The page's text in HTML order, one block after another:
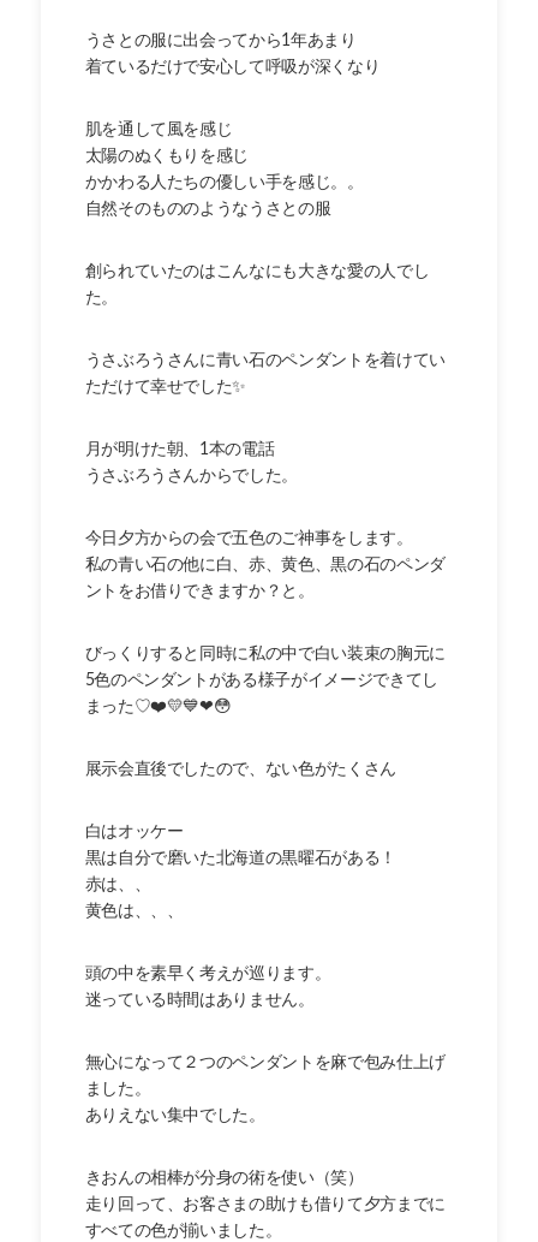
うさとの服に出会ってから1年あまり
着ているだけで安心して呼吸が深くなり
肌を通して風を感じ
太陽のぬくもりを感じ
かかわる人たちの優しい手を感じ。。
自然そのもののようなうさとの服
創られていたのはこんなにも大きな愛の人でし
た。
うさぶろうさんに青い石のペンダントを着けてい
ただけて幸せでした✨
月が明けた朝、1本の電話
うさぶろうさんからでした。
今日夕方からの会で五色のご神事をします。
私の青い石の他に白、赤、黄色、黒の石のペンダ
ントをお借りできますか？と。
びっくりすると同時に私の中で白い装束の胸元に
5色のペンダントがある様子がイメージできてし
まった♡❤️💛💙❤︎😳
展示会直後でしたので、ない色がたくさん
白はオッケー
黒は自分で磨いた北海道の黒曜石がある！
赤は、、
黄色は、、、
頭の中を素早く考えが巡ります。
迷っている時間はありません。
無心になって２つのペンダントを麻で包み仕上げ
ました。
ありえない集中でした。
きおんの相棒が分身の術を使い（笑）
走り回って、お客さまの助けも借りて夕方までに
すべての色が揃いました。